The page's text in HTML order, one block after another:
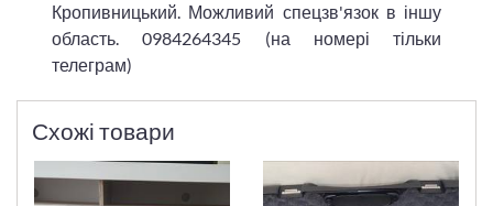
Кропивницький. Можливий спецзв'язок в іншу
область. 0984264345 (на номері тільки
телеграм)
Схожі товари